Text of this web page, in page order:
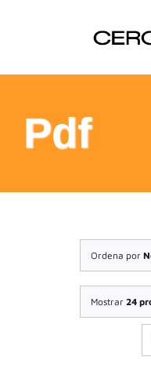
FILOSOFÍA
TE AYUDAMOS
FORMACIÓN
COMUNIDAD
Pdf
Ordena por
Mostrar 24